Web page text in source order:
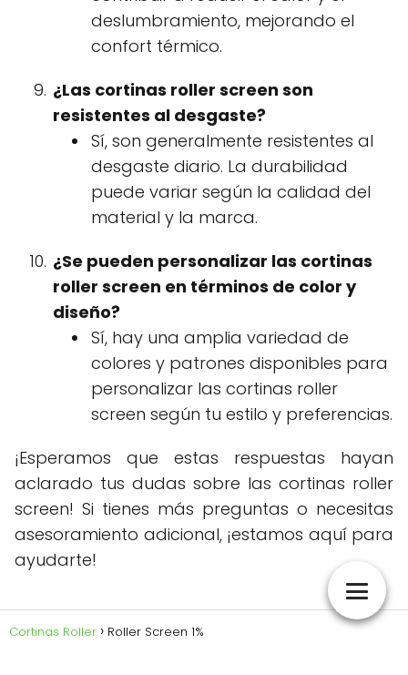
deslumbramiento, mejorando el
confort térmico.
¿Las cortinas roller screen son
resistentes al desgaste?
Sí, son generalmente resistentes al
desgaste diario. La durabilidad
puede variar según la calidad del
material y la marca.
¿Se pueden personalizar las cortinas
roller screen en términos de color y
diseño?
Sí, hay una amplia variedad de
colores y patrones disponibles para
personalizar las cortinas roller
screen según tu estilo y preferencias.
¡Esperamos que estas respuestas hayan
aclarado tus dudas sobre las cortinas roller
screen! Si tienes más preguntas o necesitas
asesoramiento adicional, ¡estamos aquí para
ayudarte!
Cortinas Roller Roller Screen 1%